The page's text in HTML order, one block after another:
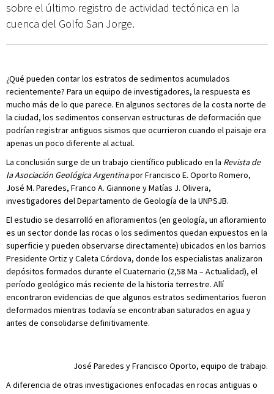
sobre el último registro de actividad tectónica en la
cuenca del Golfo San Jorge.
¿Qué pueden contar los estratos de sedimentos acumulados
recientemente? Para un equipo de investigadores, la respuesta es
mucho más de lo que parece. En algunos sectores de la costa norte de
la ciudad, los sedimentos conservan estructuras de deformación que
podrían registrar antiguos sismos que ocurrieron cuando el paisaje era
apenas un poco diferente al actual.
La conclusión surge de un trabajo científico publicado en la Revista de
la Asociación Geológica Argentinapor Francisco E. Oporto Romero,
José M. Paredes, Franco A. Giannone y Matías J. Olivera,
investigadores del Departamento de Geología de la UNPSJB.
El estudio se desarrolló en afloramientos (en geología, un afloramiento
es un sector donde las rocas o los sedimentos quedan expuestos en la
superficie y pueden observarse directamente) ubicados en los barrios
Presidente Ortiz y Caleta Córdova, donde los especialistas analizaron
depósitos formados durante el Cuaternario (2,58 Ma – Actualidad), el
período geológico más reciente de la historia terrestre. Allí
encontraron evidencias de que algunos estratos sedimentarios fueron
deformados mientras todavía se encontraban saturados en agua y
antes de consolidarse definitivamente.
José Paredes y Francisco Oporto, equipo de trabajo.
A diferencia de otras investigaciones enfocadas en rocas antiguas o